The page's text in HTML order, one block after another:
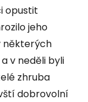
opustit
jeho
některých
v neděli byli
zhruba
dobrovolní